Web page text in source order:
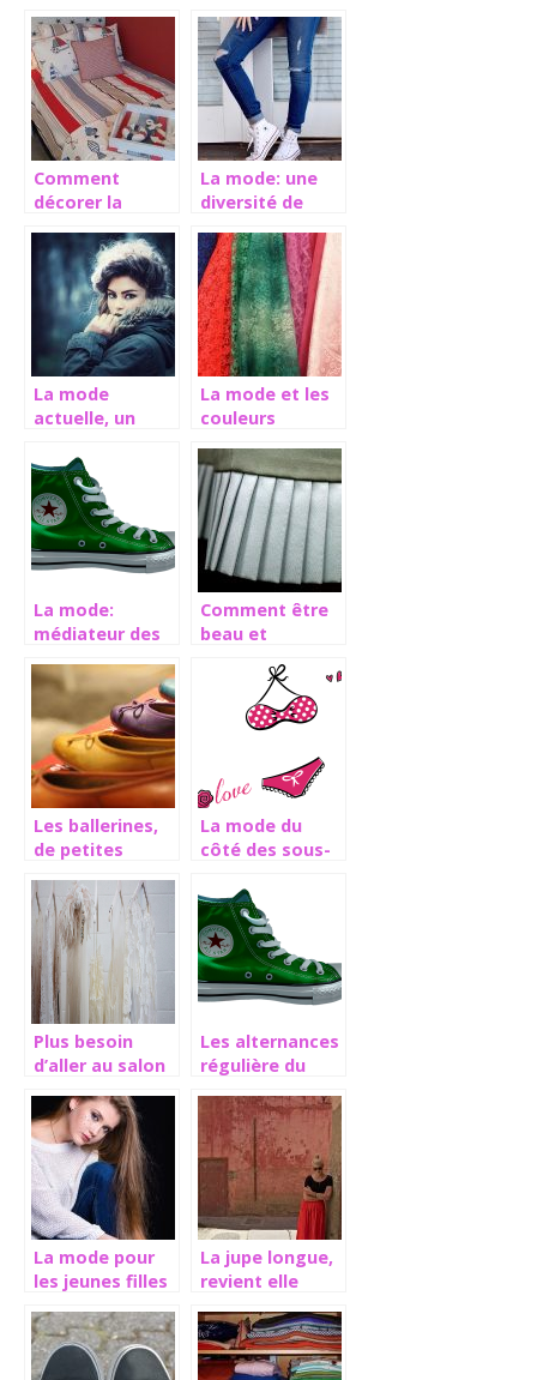
femme
Comment
décorer la
enfants ?
La mode: une
diversité de
vestimentaires
La mode
actuelle, un
tremplin de
styles pour
toutes
personnes
La mode et les
couleurs
La mode:
médiateur des
Comment être
beau et
dans ses habits
pour l’été ?
Les ballerines,
de petites
pratiques
La mode du
côté des sous-
Plus besoin
d’aller au salon
votre vernigel!
Les alternances
régulière du
mode
La mode pour
les jeunes filles
savoir laquelle
choisir ?
La jupe longue,
revient elle
grâce dans la
mode actuelle ?